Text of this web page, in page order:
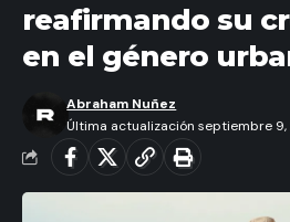
reafirmando su
en el género
Última actualización septiembre 9,
Abraham Nuñez